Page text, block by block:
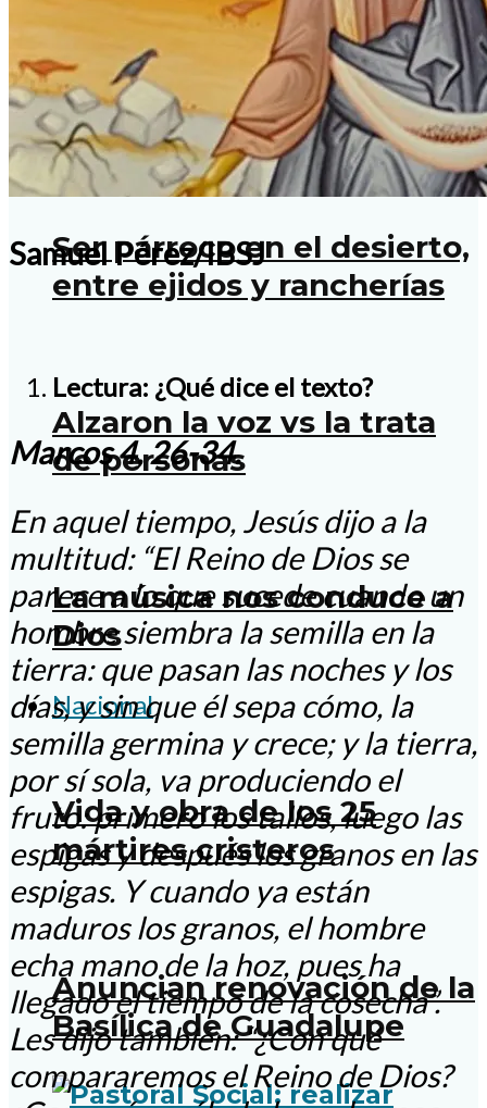
El Cura de Ars y un día en
la vida de un párroco
Ser párroco en el desierto,
entre ejidos y rancherías
Alzaron la voz vs la trata
de personas
La música nos conduce a
Dios
Nacional
Vida y obra de los 25
mártires cristeros
Anuncian renovación de la
Basílica de Guadalupe
Samuel Pérez/IBSJ
Lectura: ¿Qué dice el texto?
Marcos 4, 26-34.
En aquel tiempo, Jesús dijo a la
multitud: “El Reino de Dios se
parece a lo que sucede cuando un
hombre siembra la semilla en la
tierra: que pasan las noches y los
días, y sin que él sepa cómo, la
semilla germina y crece; y la tierra,
por sí sola, va produciendo el
fruto: primero los tallos, luego las
espigas y después los granos en las
espigas. Y cuando ya están
maduros los granos, el hombre
echa mano de la hoz, pues ha
llegado el tiempo de la cosecha”.
Les dijo también: “¿Con qué
compararemos el Reino de Dios?